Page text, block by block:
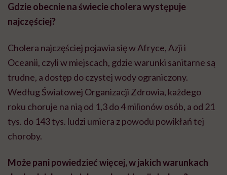
Gdzie obecnie na świecie cholera występuje
najczęściej?
Cholera najczęściej pojawia się w Afryce, Azji i
Oceanii, czyli w miejscach, gdzie warunki sanitarne są
trudne, a dostęp do czystej wody ograniczony.
Według Światowej Organizacji Zdrowia, każdego
roku choruje na nią od 1,3 do 4 milionów osób, a od 21
tys. do 143 tys. ludzi umiera z powodu powikłań tej
choroby.
Może pani powiedzieć więcej, w jakich warunkach